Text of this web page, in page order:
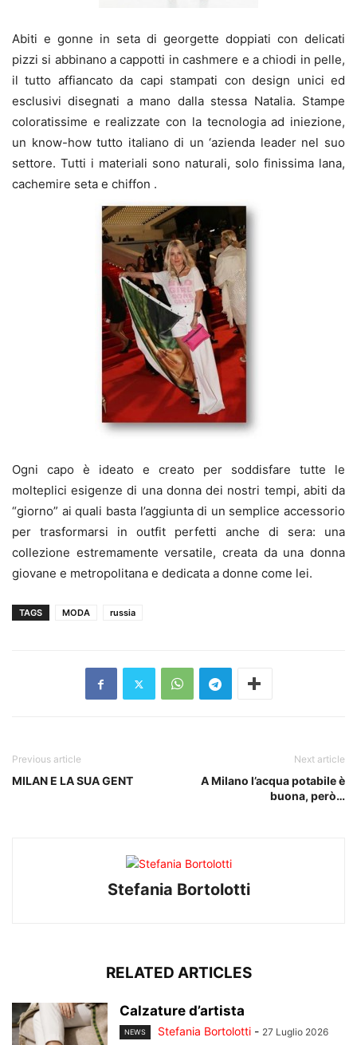
Abiti e gonne in seta di georgette doppiati con delicati
pizzi si abbinano a cappotti in cashmere e a chiodi in pelle,
il tutto affiancato da capi stampati con design unici ed
esclusivi disegnati a mano dalla stessa Natalia. Stampe
coloratissime e realizzate con la tecnologia ad iniezione,
un know-how tutto italiano di un ‘azienda leader nel suo
settore. Tutti i materiali sono naturali, solo finissima lana,
cachemire seta e chiffon .
Ogni capo è ideato e creato per soddisfare tutte le
molteplici esigenze di una donna dei nostri tempi, abiti da
“giorno” ai quali basta l’aggiunta di un semplice accessorio
per trasformarsi in outfit perfetti anche di sera: una
collezione estremamente versatile, creata da una donna
giovane e metropolitana e dedicata a donne come lei.
TAGS MODA russia
Previous article
MILAN E LA SUA GENT
Next article
A Milano l’acqua potabile è
buona, però…
Stefania Bortolotti
RELATED ARTICLES
Calzature d’artista
NEWS Stefania Bortolotti - 27 Luglio 2026